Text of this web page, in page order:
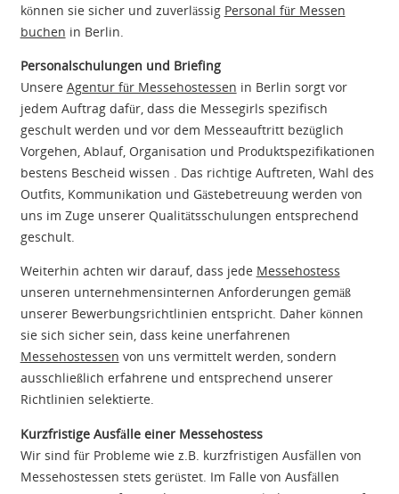
können sie sicher und zuverlässig Personal für Messen
buchen in Berlin.
Personalschulungen und Briefing
Unsere Agentur für Messehostessen in Berlin sorgt vor
jedem Auftrag dafür, dass die Messegirls spezifisch
geschult werden und vor dem Messeauftritt bezüglich
Vorgehen, Ablauf, Organisation und Produktspezifikationen
bestens Bescheid wissen . Das richtige Auftreten, Wahl des
Outfits, Kommunikation und Gästebetreuung werden von
uns im Zuge unserer Qualitätsschulungen entsprechend
geschult.
Weiterhin achten wir darauf, dass jede Messehostess
unseren unternehmensinternen Anforderungen gemäß
unserer Bewerbungsrichtlinien entspricht. Daher können
sie sich sicher sein, dass keine unerfahrenen
Messehostessen von uns vermittelt werden, sondern
ausschließlich erfahrene und entsprechend unserer
Richtlinien selektierte.
Kurzfristige Ausfälle einer Messehostess
Wir sind für Probleme wie z.B. kurzfristigen Ausfällen von
Messehostessen stets gerüstet. Im Falle von Ausfällen